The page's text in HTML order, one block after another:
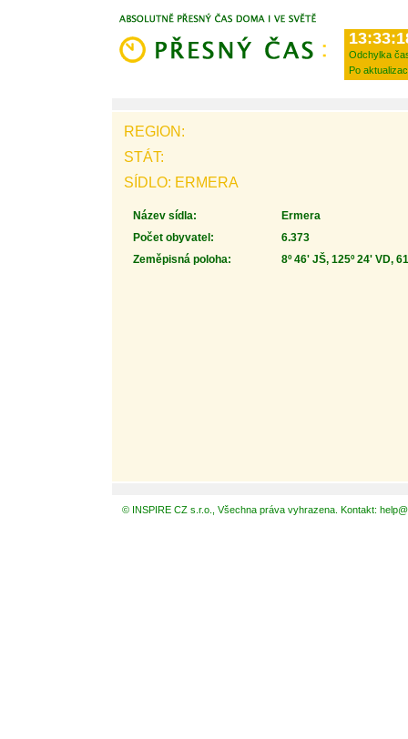
Odchylka
Po
REGION:
STÁT:
SÍDLO: ERMERA
Název sídla:
Ermera
Počet obyvatel:
6.373
Zeměpisná poloha:
8º 46' JŠ, 125º 24' VD,
© INSPIRE CZ s.r.o., Všechna práva vyhrazena. Kontakt: